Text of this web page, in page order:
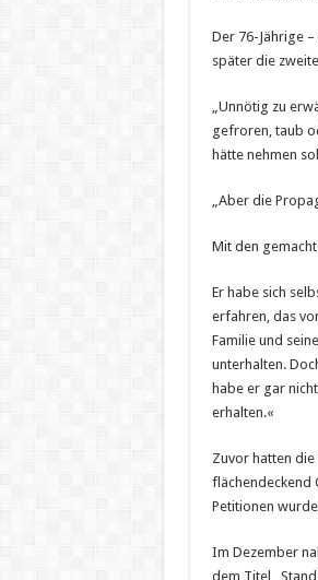
Der 76-Jährige
später die
„Unnötig zu
gefroren, taub
hätte nehmen
„Aber die
Mit den
Er habe sich
erfahren, das
Familie und
unterhalten.
habe er gar
erhalten.«
Zuvor hatten
flächendeckend
Petitionen
Im Dezember
dem Titel